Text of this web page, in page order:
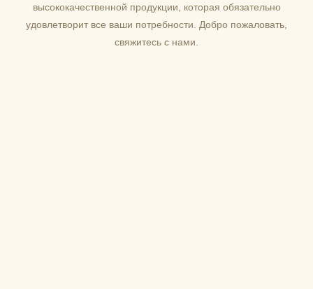
высококачественной продукции, которая обязательно
удовлетворит все ваши потребности. Добро пожаловать,
свяжитесь с нами.